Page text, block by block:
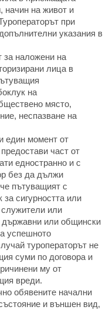
начин на живот и
при
указания в
за наложени на
лица в
на
място,
неспазване на
един момент от
част от
едностранно и с
без да дължи
пътуващият с
сигурността или
служители или
държавни или общински
успешното
туроператорът не
суми по договора и
му от
вреди.
обявените начални
и външен вид,